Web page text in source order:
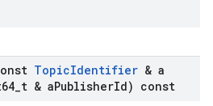
TopicIdentifier & a
t & aPublisherId) const